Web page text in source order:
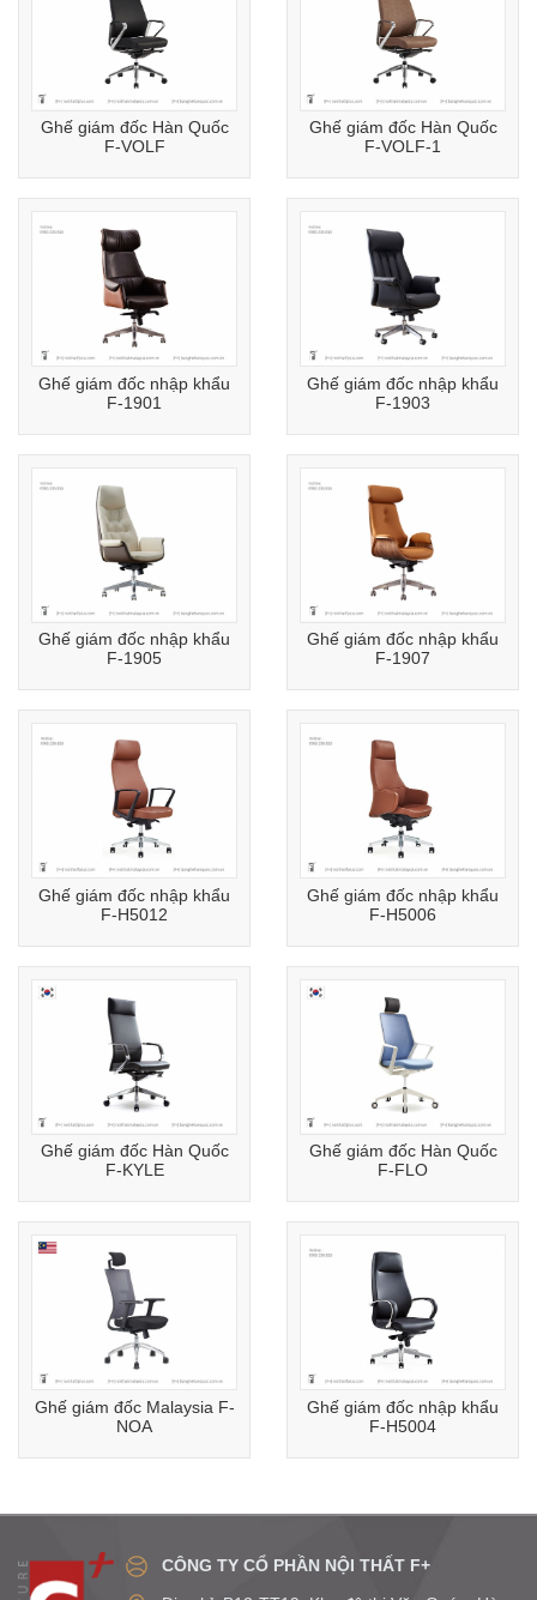
Ghế giám đốc Hàn Quốc
F-VOLF
Ghế giám đốc Hàn Quốc
F-VOLF-1
Ghế giám đốc nhập khẩu
F-1901
Ghế giám đốc nhập khẩu
F-1903
Ghế giám đốc nhập khẩu
F-1905
Ghế giám đốc nhập khẩu
F-1907
Ghế giám đốc nhập khẩu
F-H5012
Ghế giám đốc nhập khẩu
F-H5006
Ghế giám đốc Hàn Quốc
F-KYLE
Ghế giám đốc Hàn Quốc
F-FLO
Ghế giám đốc Malaysia F-
NOA
Ghế giám đốc nhập khẩu
F-H5004
CÔNG TY CỔ PHẦN NỘI THẤT F+